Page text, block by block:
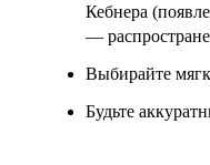
Кебнера
—
Выбирайте
Будьте